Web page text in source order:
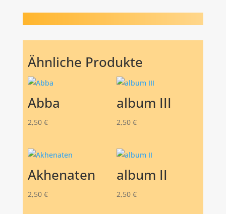
Ähnliche Produkte
Abba
2,50 €
album III
2,50 €
Akhenaten
2,50 €
album II
2,50 €